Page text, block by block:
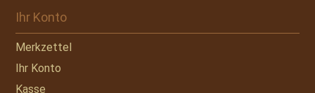
Ihr Konto
Merkzettel
Ihr Konto
Kasse